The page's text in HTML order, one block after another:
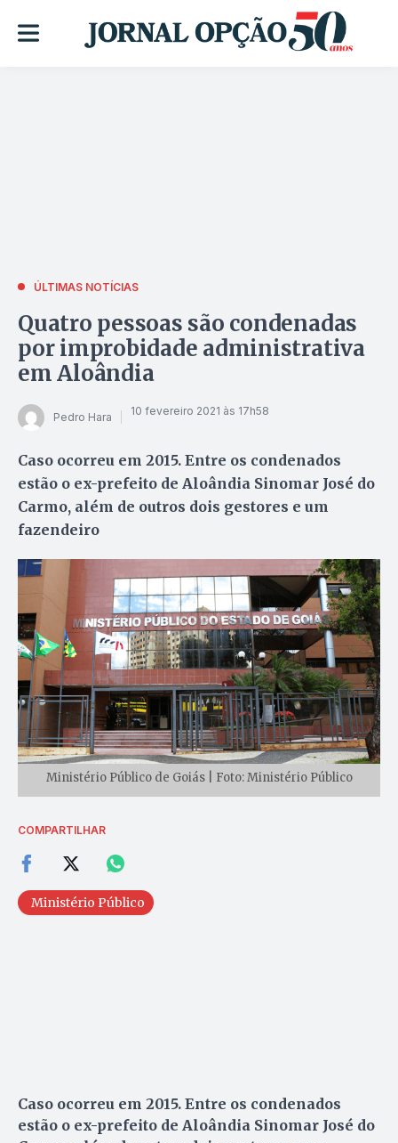
ÚLTIMAS NOTÍCIAS
Quatro pessoas são condenadas
por improbidade administrativa
em Aloândia
Pedro Hara 10 fevereiro 2021 às 17h58
Caso ocorreu em 2015. Entre os condenados
estão o ex-prefeito de Aloândia Sinomar José do
Carmo, além de outros dois gestores e um
fazendeiro
Ministério Público de Goiás | Foto: Ministério Público
COMPARTILHAR
Ministério Público
Caso ocorreu em 2015. Entre os condenados
estão o ex-prefeito de Aloândia Sinomar José do